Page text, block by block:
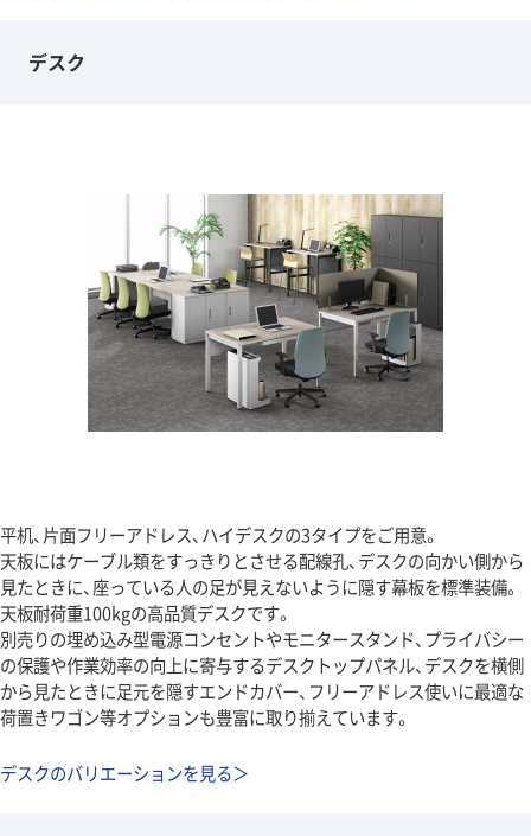
デスク
平机、片面フリーアドレス、ハイデスクの3タイプをご用意。
天板にはケーブル類をすっきりとさせる配線孔、デスクの向かい側から
見たときに、座っている人の足が見えないように隠す幕板を標準装備。
天板耐荷重100kgの高品質デスクです。
別売りの埋め込み型電源コンセントやモニタースタンド、プライバシー
の保護や作業効率の向上に寄与するデスクトップパネル、デスクを横側
から見たときに足元を隠すエンドカバー、フリーアドレス使いに最適な
荷置きワゴン等オプションも豊富に取り揃えています。
デスクのバリエーションを見る＞